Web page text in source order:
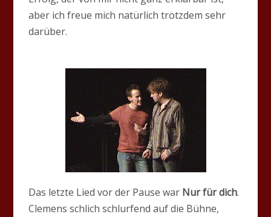
aber ich freue mich natürlich trotzdem sehr
darüber.
Das letzte Lied vor der Pause war Nur für dich.
Clemens schlich schlurfend auf die Bühne,